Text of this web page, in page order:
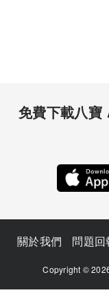
免費下載八寶
關於我們 問題回
Copyright ©